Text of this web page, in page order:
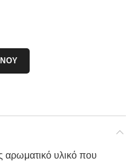
αρωματικό υλικό που